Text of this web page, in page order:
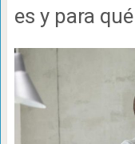
es y para